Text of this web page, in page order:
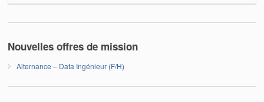
Nouvelles offres de mission
Alternance – Data Ingénieur (F/H)